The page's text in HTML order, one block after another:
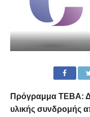
Πρόγραμμα ΤΕΒΑ:
υλικής συνδρομής